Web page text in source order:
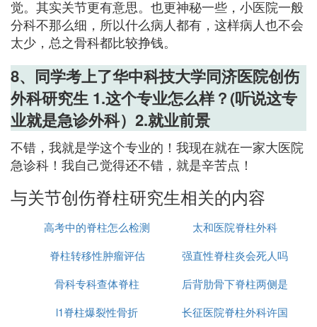
觉。其实关节更有意思。也更神秘一些，小医院一般
分科不那么细，所以什么病人都有，这样病人也不会
太少，总之骨科都比较挣钱。
8、同学考上了华中科技大学同济医院创伤
外科研究生 1.这个专业怎么样？(听说这专
业就是急诊外科）2.就业前景
不错，我就是学这个专业的！我现在就在一家大医院
急诊科！我自己觉得还不错，就是辛苦点！
与关节创伤脊柱研究生相关的内容
高考中的脊柱怎么检测
太和医院脊柱外科
脊柱转移性肿瘤评估
强直性脊柱炎会死人吗
骨科专科查体脊柱
后背肋骨下脊柱两侧是
l1脊柱爆裂性骨折
长征医院脊柱外科许国